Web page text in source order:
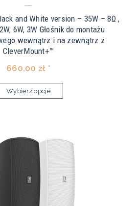
and White version – 35W – 8Ω ,
6W, 3W Głośnik do montażu
wewnątrz i na zewnątrz z
CleverMount+™
660,00 zł *
Wybierz opcje